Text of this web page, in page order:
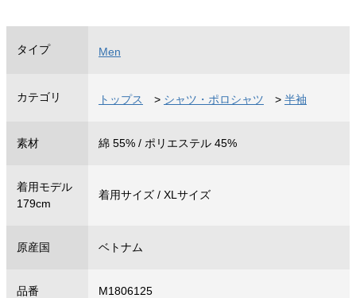
タイプ Men
カテゴリ トップス > シャツ・ポロシャツ > 半袖
素材 綿 55% / ポリエステル 45%
着用モデル
179cm
着用サイズ / XLサイズ
原産国 ベトナム
品番 M1806125